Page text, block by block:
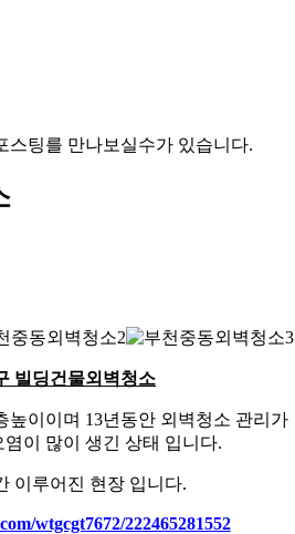
스팅를 만나보실수가 있습니다.
빌딩건물외벽청소
높이이며 13년동안 외벽청소 관리가
이 많이 생긴 상태 입니다.
이루어진 현장 입니다.
wtgcgt7672/222465281552